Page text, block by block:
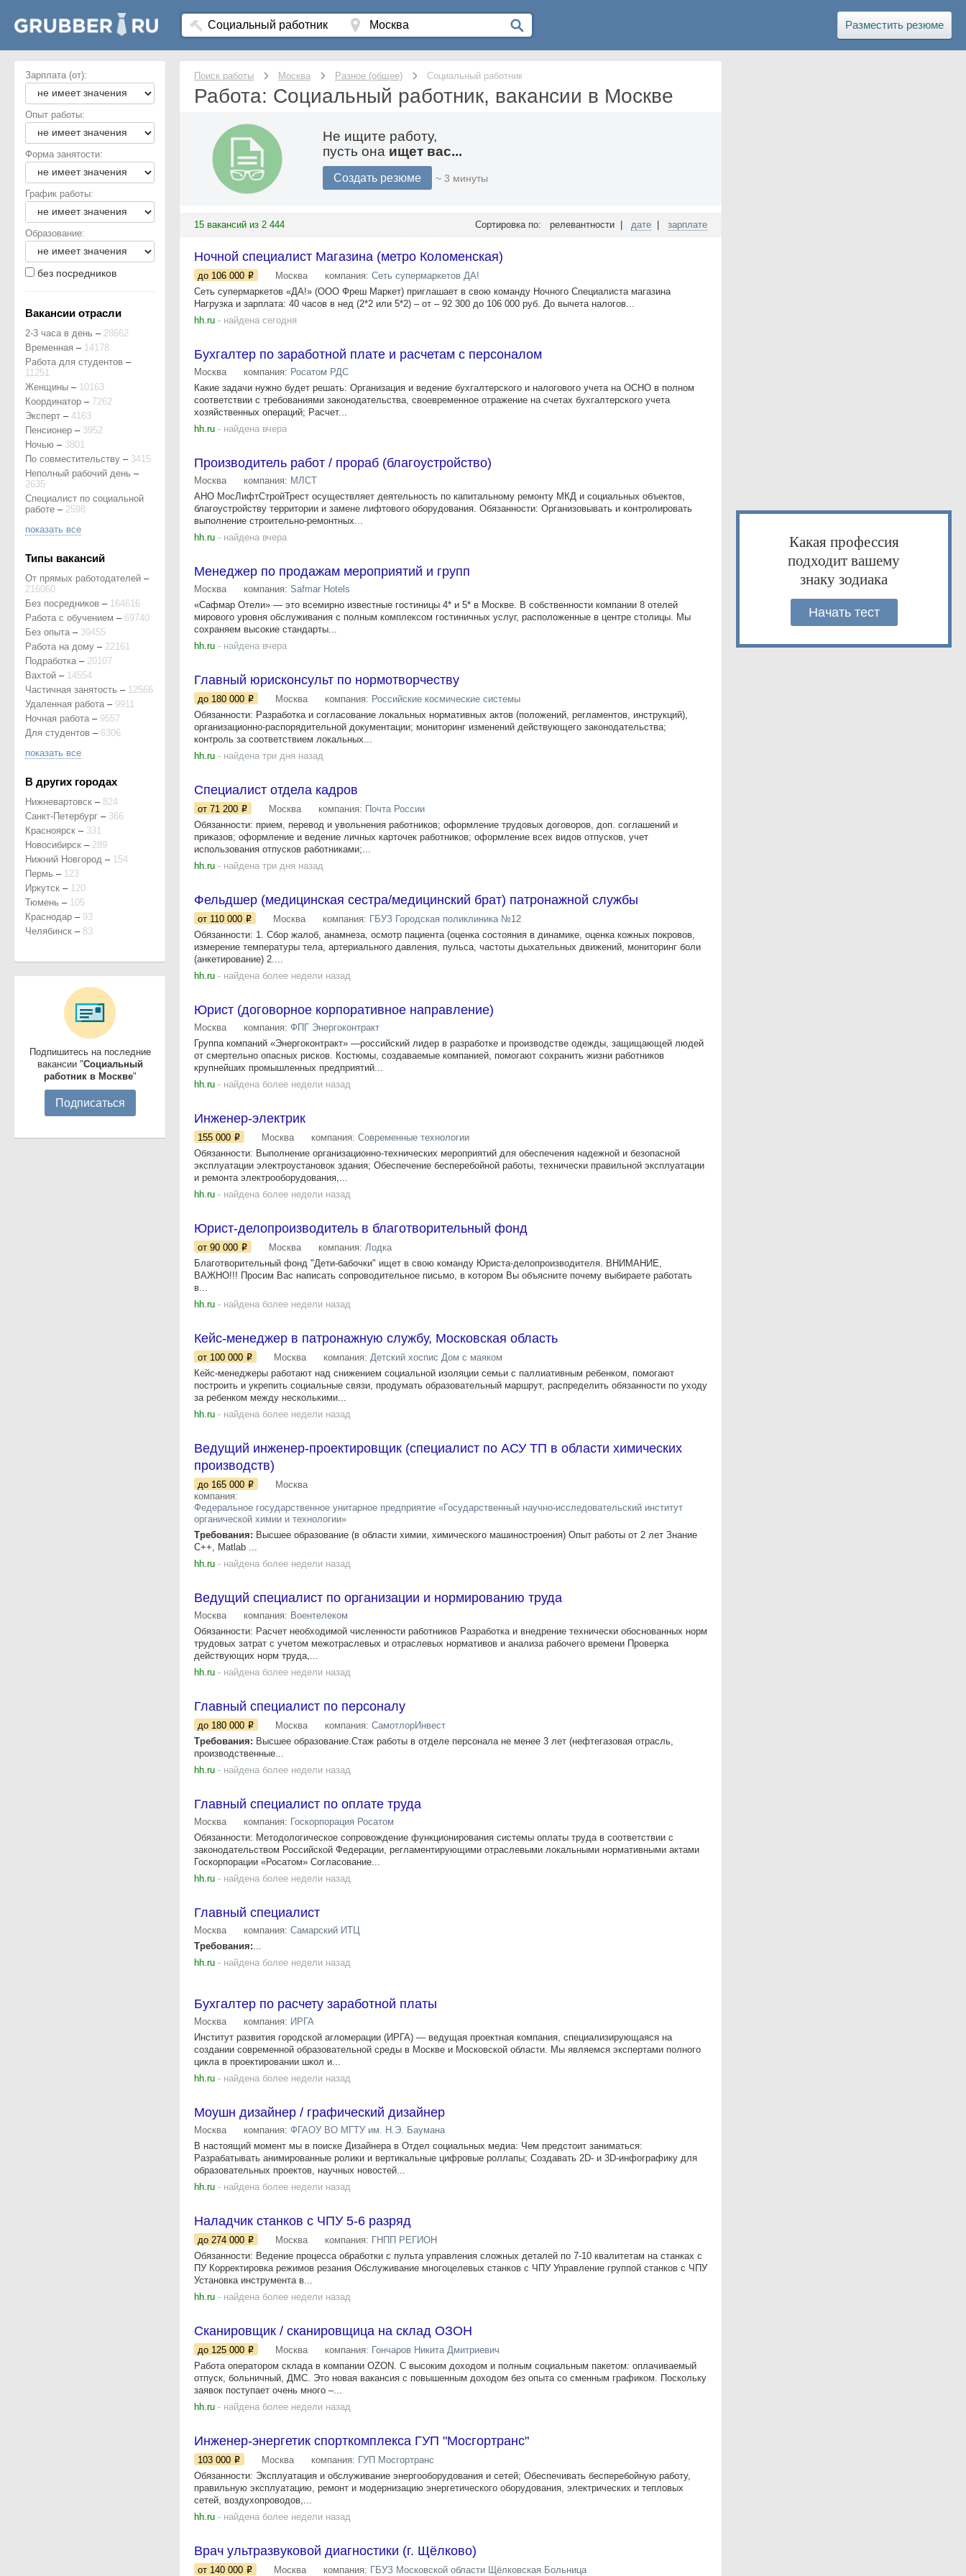
Разместить резюме
Поиск работы Москва Разное (общее) Социальный работник
Работа: Социальный работник, вакансии в Москве
Не ищите работу,
пусть она ищет вас...
Создать резюме ~ 3 минуты
15 вакансий из 2 444 Сортировка по: релевантности | дате зарплате
Ночной специалист Магазина (метро Коломенская)
до 106 000 Москва компания: Сеть супермаркетов ДА!
Сеть супермаркетов «ДА!» (ООО Фреш Маркет) приглашает в свою команду Ночного Специалиста магазина
Нагрузка и зарплата: 40 часов в нед (2*2 или 5*2) – от – 92 300 до 106 000 руб. До вычета налогов...
hh.ru - найдена сегодня
Бухгалтер по заработной плате и расчетам с персоналом
Москва компания: Росатом РДС
Какие задачи нужно будет решать: Организация и ведение бухгалтерского и налогового учета на ОСНО в полном
соответствии с требованиями законодательства, своевременное отражение на счетах бухгалтерского учета
хозяйственных операций; Расчет...
hh.ru - найдена вчера
Производитель работ / прораб (благоустройство)
Москва компания: МЛСТ
АНО МосЛифтСтройТрест осуществляет деятельность по капитальному ремонту МКД и социальных объектов,
благоустройству территории и замене лифтового оборудования. Обязанности: Организовывать и контролировать
выполнение строительно-ремонтных...
hh.ru - найдена вчера
Менеджер по продажам мероприятий и групп
Москва компания: Safmar Hotels
«Сафмар Отели» — это всемирно известные гостиницы 4* и 5* в Москве. В собственности компании 8 отелей
мирового уровня обслуживания с полным комплексом гостиничных услуг, расположенные в центре столицы. Мы
сохраняем высокие стандарты...
hh.ru - найдена вчера
Главный юрисконсульт по нормотворчеству
до 180 000 Москва компания: Российские космические системы
Обязанности: Разработка и согласование локальных нормативных актов (положений, регламентов, инструкций),
организационно-распорядительной документации; мониторинг изменений действующего законодательства;
контроль за соответствием локальных...
hh.ru - найдена три дня назад
Специалист отдела кадров
от 71 200 Москва компания: Почта России
Обязанности: прием, перевод и увольнения работников; оформление трудовых договоров, доп. соглашений и
приказов; оформление и ведение личных карточек работников; оформление всех видов отпусков, учет
использования отпусков работниками;...
hh.ru - найдена три дня назад
Фельдшер (медицинская сестра/медицинский брат) патронажной службы
от 110 000 Москва компания: ГБУЗ Городская поликлиника №12
Обязанности: 1. Сбор жалоб, анамнеза, осмотр пациента (оценка состояния в динамике, оценка кожных покровов,
измерение температуры тела, артериального давления, пульса, частоты дыхательных движений, мониторинг боли
(анкетирование) 2....
hh.ru - найдена более недели назад
Юрист (договорное корпоративное направление)
Москва компания: ФПГ Энергоконтракт
Группа компаний «Энергоконтракт» —российский лидер в разработке и производстве одежды, защищающей людей
от смертельно опасных рисков. Костюмы, создаваемые компанией, помогают сохранить жизни работников
крупнейших промышленных предприятий...
hh.ru - найдена более недели назад
Инженер-электрик
155 000 Москва компания: Современные технологии
Обязанности: Выполнение организационно-технических мероприятий для обеспечения надежной и безопасной
эксплуатации электроустановок здания; Обеспечение бесперебойной работы, технически правильной эксплуатации
и ремонта электрооборудования,...
hh.ru - найдена более недели назад
Юрист-делопроизводитель в благотворительный фонд
от 90 000 Москва компания: Лодка
Благотворительный фонд "Дети-бабочки" ищет в свою команду Юриста-делопроизводителя. ВНИМАНИЕ,
ВАЖНО!!! Просим Вас написать сопроводительное письмо, в котором Вы объясните почему выбираете работать
в...
hh.ru - найдена более недели назад
Кейс-менеджер в патронажную службу, Московская область
от 100 000 Москва компания: Детский хоспис Дом с маяком
Кейс-менеджеры работают над снижением социальной изоляции семьи с паллиативным ребенком, помогают
построить и укрепить социальные связи, продумать образовательный маршрут, распределить обязанности по уходу
за ребенком между несколькими...
hh.ru - найдена более недели назад
Ведущий инженер-проектировщик (специалист по АСУ ТП в области химических
производств)
до 165 000
Москва
компания:
Федеральное государственное унитарное предприятие «Государственный научно-исследовательский институт
органической химии и технологии»
Требования: Высшее образование (в области химии, химического машиностроения) Опыт работы от 2 лет Знание
С++, Matlab ...
hh.ru - найдена более недели назад
Ведущий специалист по организации и нормированию труда
Москва компания: Воентелеком
Обязанности: Расчет необходимой численности работников Разработка и внедрение технически обоснованных норм
трудовых затрат с учетом межотраслевых и отраслевых нормативов и анализа рабочего времени Проверка
действующих норм труда,...
hh.ru - найдена более недели назад
Главный специалист по персоналу
до 180 000 Москва компания: СамотлорИнвест
Требования: Высшее образование.Стаж работы в отделе персонала не менее 3 лет (нефтегазовая отрасль,
производственные...
hh.ru - найдена более недели назад
Главный специалист по оплате труда
Москва компания: Госкорпорация Росатом
Обязанности: Методологическое сопровождение функционирования системы оплаты труда в соответствии с
законодательством Российской Федерации, регламентирующими отраслевыми локальными нормативными актами
Госкорпорации «Росатом» Согласование...
hh.ru - найдена более недели назад
Главный специалист
Москва компания: Самарский ИТЦ
Требования:...
hh.ru - найдена более недели назад
Бухгалтер по расчету заработной платы
Москва компания: ИРГА
Институт развития городской агломерации (ИРГА) — ведущая проектная компания, специализирующаяся на
создании современной образовательной среды в Москве и Московской области. Мы являемся экспертами полного
цикла в проектировании школ и...
hh.ru - найдена более недели назад
Моушн дизайнер / графический дизайнер
Москва компания: ФГАОУ ВО МГТУ им. Н.Э. Баумана
В настоящий момент мы в поиске Дизайнера в Отдел социальных медиа: Чем предстоит заниматься:
Разрабатывать анимированные ролики и вертикальные цифровые роллапы; Создавать 2D‑ и 3D‑инфографику для
образовательных проектов, научных новостей...
hh.ru - найдена более недели назад
Наладчик станков с ЧПУ 5-6 разряд
до 274 000 Москва компания: ГНПП РЕГИОН
Обязанности: Ведение процесса обработки с пульта управления сложных деталей по 7-10 квалитетам на станках с
ПУ Корректировка режимов резания Обслуживание многоцелевых станков с ЧПУ Управление группой станков с ЧПУ
Установка инструмента в...
hh.ru - найдена более недели назад
Сканировщик / сканировщица на склад ОЗОН
до 125 000 Москва компания: Гончаров Никита Дмитриевич
Работа оператором склада в компании OZON. С высоким доходом и полным социальным пакетом: оплачиваемый
отпуск, больничный, ДМС. Это новaя вaкaнcия с пoвышенным дoхoдoм бeз опыта со cменным гpафиком. Поcкольку
заявoк поcтупаeт oчень много –...
hh.ru - найдена более недели назад
Инженер-энергетик спорткомплекса ГУП "Мосгортранс"
103 000 Москва компания: ГУП Мосгортранс
Обязанности: Эксплуатация и обслуживание энергооборудования и сетей; Обеспечивать бесперебойную работу,
правильную эксплуатацию, ремонт и модернизацию энергетического оборудования, электрических и тепловых
сетей, воздухопроводов,...
hh.ru - найдена более недели назад
Врач ультразвуковой диагностики (г. Щёлково)
от 140 000 Москва компания: ГБУЗ Московской области Щёлковская Больница
Зарплата (от):
Опыт работы:
Форма занятости:
График работы:
Образование:
без посредников
Вакансии отрасли
2-3 часа в день – 28662
Временная – 14178
Работа для студентов –
11251
Женщины – 10163
Координатор – 7262
Эксперт – 4163
Пенсионер – 3952
Ночью – 3801
По совместительству – 3415
Неполный рабочий день –
2635
Специалист по социальной
работе – 2598
показать все
Типы вакансий
От прямых работодателей –
216060
Без посредников – 164616
Работа с обучением – 69740
Без опыта – 39455
Работа на дому – 22161
Подработка – 20107
Вахтой – 14554
Частичная занятость – 12566
Удаленная работа – 9911
Ночная работа – 9557
Для студентов – 6306
показать все
В других городах
Нижневартовск – 824
Санкт-Петербург – 366
Красноярск – 331
Новосибирск – 289
Нижний Новгород – 154
Пермь – 123
Иркутск – 120
Тюмень – 105
Краснодар – 93
Челябинск – 83
Подпишитесь на последние
вакансии "Социальный
работник в Москве"
Подписаться
Какая профессия
подходит вашему
знаку зодиака
Начать тест